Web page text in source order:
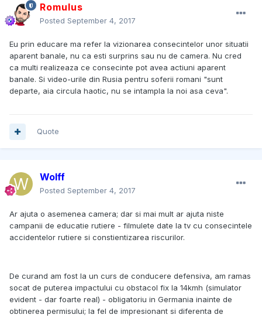
Romulus
Posted September 4, 2017
Eu prin educare ma refer la vizionarea consecintelor unor situatii
aparent banale, nu ca esti surprins sau nu de camera. Nu cred
ca multi realizeaza ce consecinte pot avea actiuni aparent
banale. Si video-urile din Rusia pentru soferii romani "sunt
departe, aia circula haotic, nu se intampla la noi asa ceva".
Quote
Wolff
Posted September 4, 2017
Ar ajuta o asemenea camera; dar si mai mult ar ajuta niste
campanii de educatie rutiere - filmulete date la tv cu consecintele
accidentelor rutiere si constientizarea riscurilor.
De curand am fost la un curs de conducere defensiva, am ramas
socat de puterea impactului cu obstacol fix la 14kmh (simulator
evident - dar foarte real) - obligatoriu in Germania inainte de
obtinerea permisului; la fel de impresionant si diferenta de